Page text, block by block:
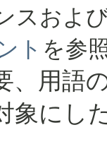
スおよ
ト を参
、用語
象にし